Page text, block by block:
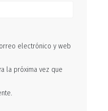
electrónico y web
la próxima vez que